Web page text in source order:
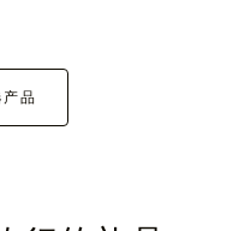
品